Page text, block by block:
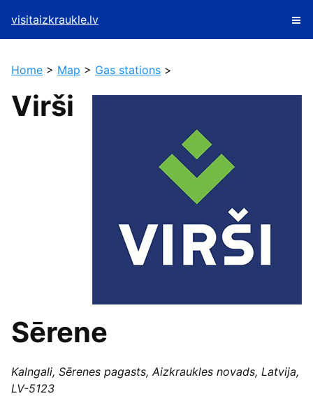
visitaizkraukle.lv
Home > Map > Gas stations >
Virši
Sērene
Kalngali, Sērenes pagasts, Aizkraukles novads, Latvija,
LV-5123